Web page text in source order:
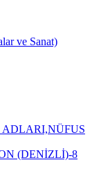
ve Sanat)
(DENİZLİ)-8